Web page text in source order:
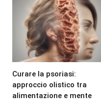
Curare la psoriasi:
approccio olistico tra
alimentazione e mente